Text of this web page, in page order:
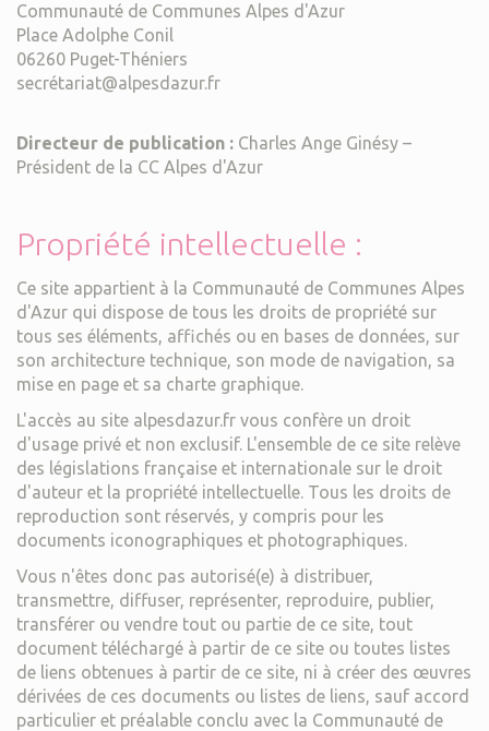
Communauté de Communes Alpes d'Azur
Place Adolphe Conil
06260 Puget-Théniers
secrétariat@alpesdazur.fr
Directeur de publication : Charles Ange Ginésy –
Président de la CC Alpes d'Azur
Propriété intellectuelle :
Ce site appartient à la Communauté de Communes Alpes
d'Azur qui dispose de tous les droits de propriété sur
tous ses éléments, affichés ou en bases de données, sur
son architecture technique, son mode de navigation, sa
mise en page et sa charte graphique.
L'accès au site alpesdazur.fr vous confère un droit
d'usage privé et non exclusif. L'ensemble de ce site relève
des législations française et internationale sur le droit
d'auteur et la propriété intellectuelle. Tous les droits de
reproduction sont réservés, y compris pour les
documents iconographiques et photographiques.
Vous n'êtes donc pas autorisé(e) à distribuer,
transmettre, diffuser, représenter, reproduire, publier,
transférer ou vendre tout ou partie de ce site, tout
document téléchargé à partir de ce site ou toutes listes
de liens obtenues à partir de ce site, ni à créer des œuvres
dérivées de ces documents ou listes de liens, sauf accord
particulier et préalable conclu avec la Communauté de